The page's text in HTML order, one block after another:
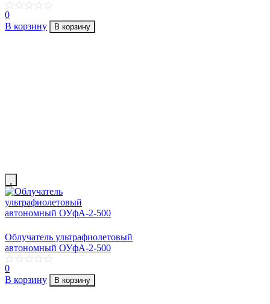
0
В корзину
В корзину
Облучатель ультрафиолетовый
автономный ОУфА-2-500
0
В корзину
В корзину